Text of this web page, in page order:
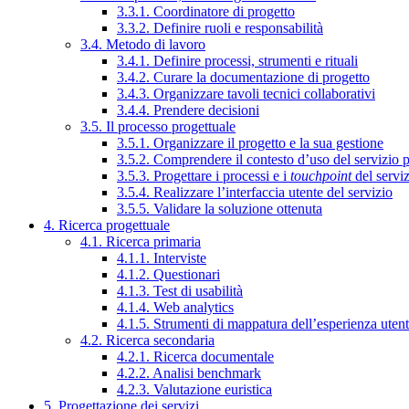
3.3.1. Coordinatore di progetto
3.3.2. Definire ruoli e responsabilità
3.4. Metodo di lavoro
3.4.1. Definire processi, strumenti e rituali
3.4.2. Curare la documentazione di progetto
3.4.3. Organizzare tavoli tecnici collaborativi
3.4.4. Prendere decisioni
3.5. Il processo progettuale
3.5.1. Organizzare il progetto e la sua gestione
3.5.2. Comprendere il contesto d’uso del servizio
3.5.3. Progettare i processi e i touchpointdel
3.5.4. Realizzare l’interfaccia utente del servizio
3.5.5. Validare la soluzione ottenuta
4. Ricerca progettuale
4.1. Ricerca primaria
4.1.1. Interviste
4.1.2. Questionari
4.1.3. Test di usabilità
4.1.4. Web analytics
4.1.5. Strumenti di mappatura dell’esperienza
4.2. Ricerca secondaria
4.2.1. Ricerca documentale
4.2.2. Analisi benchmark
4.2.3. Valutazione euristica
5. Progettazione dei servizi